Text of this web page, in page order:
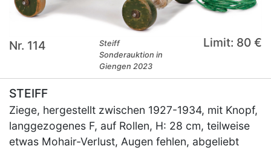
Nr. 114
Steiff
Sonderauktion in
Giengen 2023
Limit: 80 €
STEIFF
Ziege, hergestellt zwischen 1927-1934, mit Knopf,
langgezogenes F, auf Rollen, H: 28 cm, teilweise
etwas Mohair-Verlust, Augen fehlen, abgeliebt